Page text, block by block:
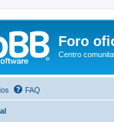
Foro
Centro
FAQ